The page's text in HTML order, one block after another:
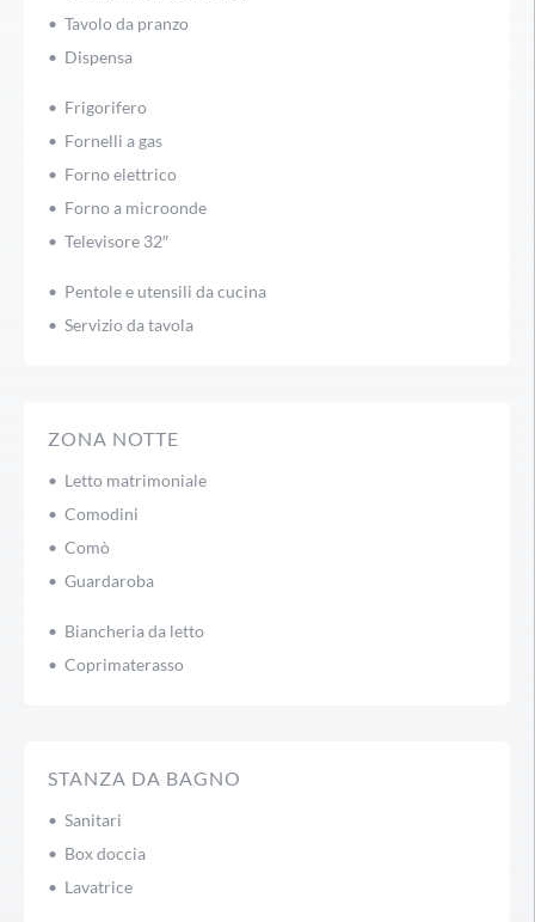
• Tavolo da pranzo
• Dispensa
• Frigorifero
• Fornelli a gas
• Forno elettrico
• Forno a microonde
• Televisore 32″
• Pentole e utensili da cucina
• Servizio da tavola
ZONA NOTTE
• Letto matrimoniale
• Comodini
• Comò
• Guardaroba
• Biancheria da letto
• Coprimaterasso
STANZA DA BAGNO
• Sanitari
• Box doccia
• Lavatrice